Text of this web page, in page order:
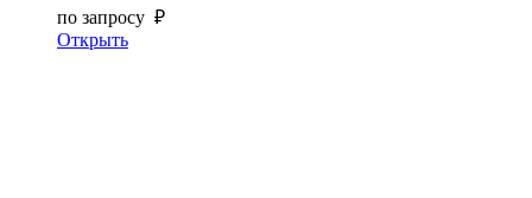
по запросу ₽
Открыть